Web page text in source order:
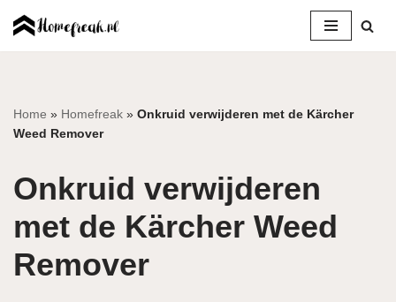
inhoud
Home » Homefreak » Onkruid verwijderen met de Kärcher
Weed Remover
Onkruid verwijderen
met de Kärcher Weed
Remover